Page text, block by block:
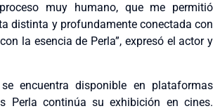
muy humano, que me permitió
distinta y profundamente conectada con
la esencia de Perla”, expresó el actor y
se encuentra disponible en plataformas
Perla continúa su exhibición en cines.